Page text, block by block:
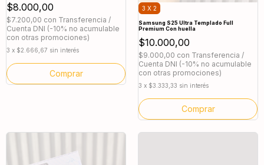
$8.000,00
$7.200,00 con Transferencia /
Cuenta DNI (-10% no acumulable
con otras promociones)
3 x $2.666,67 sin interés
3 X 2
Samsung S25 Ultra Templado Full
Premium Con huella
$10.000,00
$9.000,00 con Transferencia /
Cuenta DNI (-10% no acumulable
con otras promociones)
3 x $3.333,33 sin interés